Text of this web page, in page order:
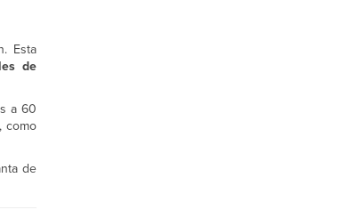
Esta
de
a 60
como
de